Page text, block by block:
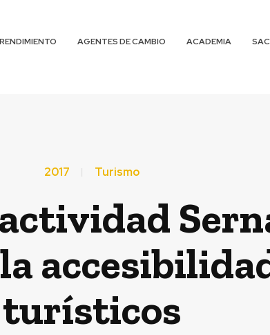
AGENTES DE CAMBIO ACADEMIA
2017 Turismo
turísticos